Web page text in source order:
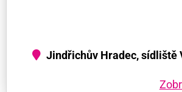
Jindřichův Hradec, sídliště